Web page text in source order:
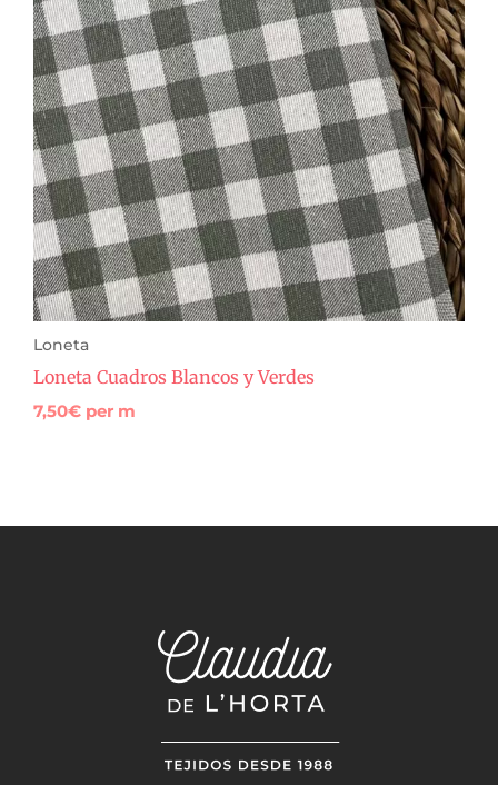
Loneta
Loneta Cuadros Blancos y Verdes
7,50€ per m